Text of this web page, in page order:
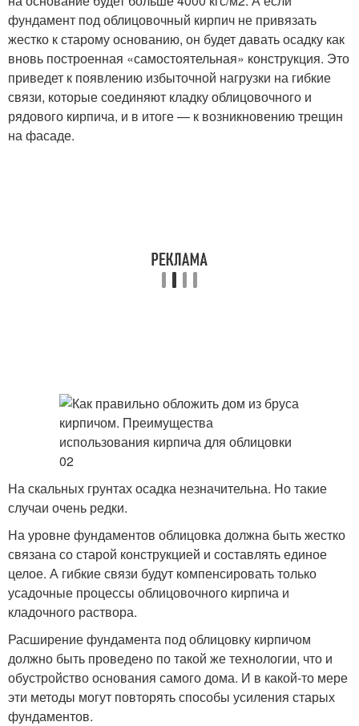
фундамент под облицовочный кирпич не привязать
жестко к старому основанию, он будет давать осадку как
вновь построенная «самостоятельная» конструкция. Это
приведет к появлению избыточной нагрузки на гибкие
связи, которые соединяют кладку облицовочного и
рядового кирпича, и в итоге — к возникновению трещин
на фасаде.
На скальных грунтах осадка незначительна. Но такие
случаи очень редки.
На уровне фундаментов облицовка должна быть жестко
связана со старой конструкцией и составлять единое
целое. А гибкие связи будут компенсировать только
усадочные процессы облицовочного кирпича и
кладочного раствора.
Расширение фундамента под облицовку кирпичом
должно быть проведено по такой же технологии, что и
обустройство основания самого дома. И в какой-то мере
эти методы могут повторять способы усиления старых
фундаментов.